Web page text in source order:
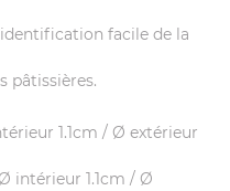
facile de la
pâtissières.
1.1cm / Ø extérieur
intérieur 1.1cm / Ø